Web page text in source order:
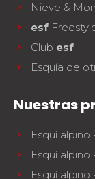
Presentación
Nieve &
esf
Club esf
Esquía de
Nuestras
Esquí alpino
Esquí
Esquí